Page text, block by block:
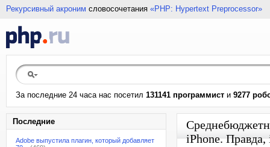
Рекурсивный акроним словосочетания «PHP: Hypertext Preprocessor»
За последние 24 часа нас посетил 131141 программист и 9277
Последние
Adobe выпустила плагин, который добавляет
iPhone. Правда,